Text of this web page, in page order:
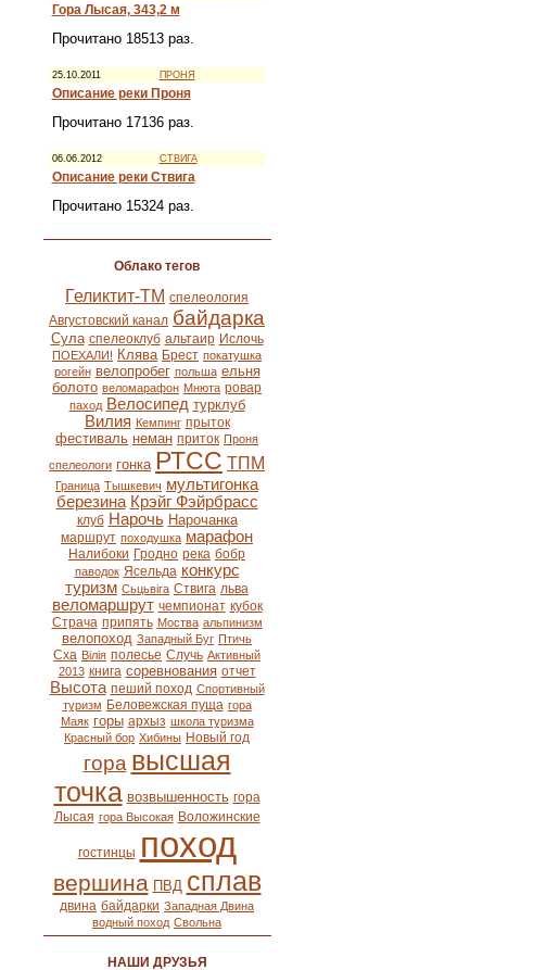
Гора Лысая, 343,2 м
Прочитано 18513 раз.
25.10.2011 ПРОНЯ
Описание реки Проня
Прочитано 17136 раз.
06.06.2012 СТВИГА
Описание реки Ствига
Прочитано 15324 раз.
Облако тегов
Геликтит-ТМ спелеология
Августовский канал байдарка
Сула спелеоклуб альтаир Ислочь
ПОЕХАЛИ! Клява Брест покатушка
рогейн велопробег польша ельня
болото веломарафон Мнюта ровар
паход Велосипед турклуб
Вилия Кемпинг прыток
фестиваль неман приток Проня
спелеологи гонка РТСС ТПМ
Граница Тышкевич мультигонка
березина Крэйг Фэйрбрасс
клуб Нарочь Нарочанка
маршрут походушка марафон
Налибоки Гродно река бобр
паводок Ясельда конкурс
туризм Сьцьвіга Ствига льва
веломаршрут чемпионат кубок
Страча припять Моства альпинизм
велопоход Западный Буг Птичь
Сха Вілія полесье Случь Активный
2013 книга соревнования отчет
Высота пеший поход Спортивный
туризм Беловежская пуща гора
Маяк горы архыз школа туризма
Красный бор Хибины Новый год
гора высшая
точка возвышенность гора
Лысая гора Высокая Воложинские
гостинцы поход
вершина ПВД сплав
двина байдарки Западная Двина
водный поход Свольна
НАШИ ДРУЗЬЯ